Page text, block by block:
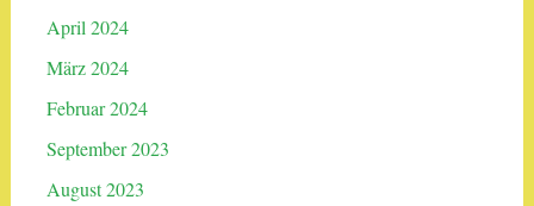
April 2024
März 2024
Februar 2024
September 2023
August 2023